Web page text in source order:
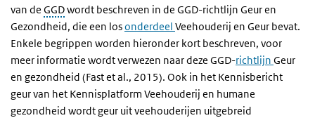
van de GGDwordt beschreven in de GGD-richtlijn Geur en
Gezondheid, die een losonderdeel Veehouderij en Geur bevat.
Enkele begrippen worden hieronder kort beschreven, voor
meer informatie wordt verwezen naar deze GGD-richtlijn Geur
en gezondheid (Fast et al., 2015). Ook in het Kennisbericht
geur van het Kennisplatform Veehouderij en humane
gezondheid wordt geur uit veehouderijen uitgebreid